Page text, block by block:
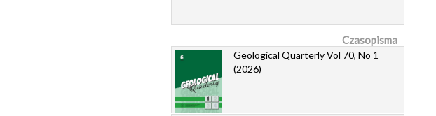
Czasopisma
Geological Quarterly Vol 70, No 1
(2026)